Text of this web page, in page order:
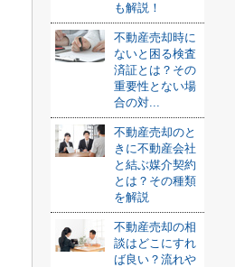
も解説！
不動産売却時に
ないと困る検査
済証とは？その
重要性とない場
合の対...
不動産売却のと
きに不動産会社
と結ぶ媒介契約
とは？その種類
を解説
不動産売却の相
談はどこにすれ
ば良い？流れや